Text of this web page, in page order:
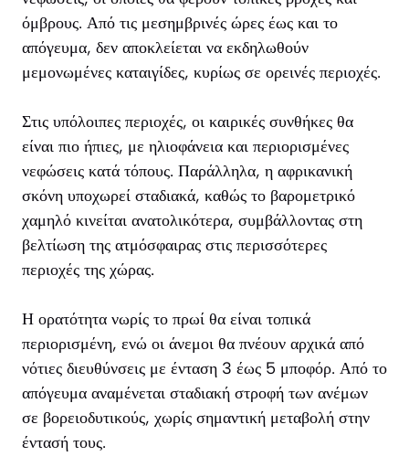
όμβρους. Από τις μεσημβρινές ώρες έως και το
απόγευμα, δεν αποκλείεται να εκδηλωθούν
μεμονωμένες καταιγίδες, κυρίως σε ορεινές περιοχές.
Στις υπόλοιπες περιοχές, οι καιρικές συνθήκες θα
είναι πιο ήπιες, με ηλιοφάνεια και περιορισμένες
νεφώσεις κατά τόπους. Παράλληλα, η αφρικανική
σκόνη υποχωρεί σταδιακά, καθώς το βαρομετρικό
χαμηλό κινείται ανατολικότερα, συμβάλλοντας στη
βελτίωση της ατμόσφαιρας στις περισσότερες
περιοχές της χώρας.
Η ορατότητα νωρίς το πρωί θα είναι τοπικά
περιορισμένη, ενώ οι άνεμοι θα πνέουν αρχικά από
νότιες διευθύνσεις με ένταση 3 έως 5 μποφόρ. Από το
απόγευμα αναμένεται σταδιακή στροφή των ανέμων
σε βορειοδυτικούς, χωρίς σημαντική μεταβολή στην
έντασή τους.